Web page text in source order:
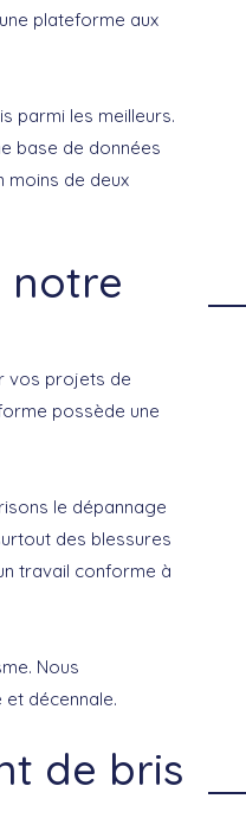
plateforme aux
parmi les meilleurs.
base de données
moins de deux
notre
vos projets de
possède une
le dépannage
des blessures
travail conforme à
Nous
décennale.
de bris